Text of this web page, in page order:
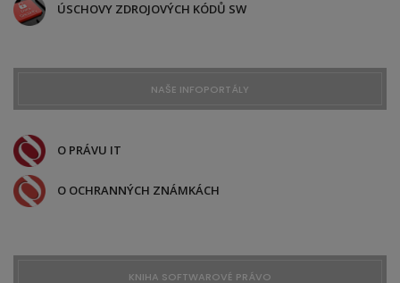
ÚSCHOVY ZDROJOVÝCH KÓDŮ SW
NAŠE INFOPORTÁLY
O PRÁVU IT
O OCHRANNÝCH ZNÁMKÁCH
KNIHA SOFTWAROVÉ PRÁVO